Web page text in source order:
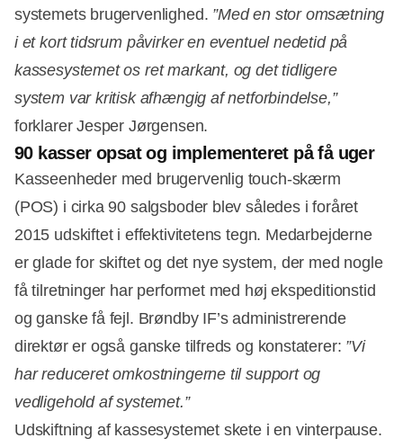
systemets brugervenlighed. ”Med en stor omsætning
i et kort tidsrum påvirker en eventuel nedetid på
kassesystemet os ret markant, og det tidligere
system var kritisk afhængig af netforbindelse,”
forklarer Jesper Jørgensen.
90 kasser opsat og implementeret på få uger
Kasseenheder med brugervenlig touch-skærm
(POS) i cirka 90 salgsboder blev således i foråret
2015 udskiftet i effektivitetens tegn. Medarbejderne
er glade for skiftet og det nye system, der med nogle
få tilretninger har performet med høj ekspeditionstid
og ganske få fejl. Brøndby IF’s administrerende
direktør er også ganske tilfreds og konstaterer: ”Vi
har reduceret omkostningerne til support og
vedligehold af systemet.”
Udskiftning af kassesystemet skete i en vinterpause.